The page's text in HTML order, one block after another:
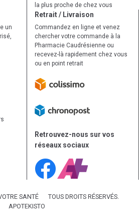
la plus proche de chez vous
un
Retrait / Livraison
Commandez en ligne et venez
chercher votre commande à la
Pharmacie Caudrésienne ou
recevez-là rapidement chez vous
ou en point retrait
Retrouvez-nous sur vos
réseaux sociaux
SANTÉ
TOUS DROITS RÉSERVÉS.
APOTEKISTO